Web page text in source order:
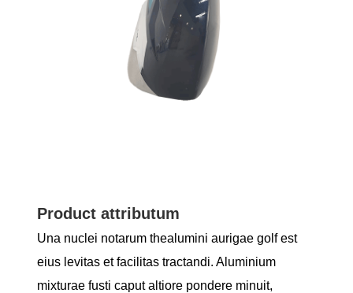
Product attributum
Una nuclei notarum thealumini aurigae golf est
eius levitas et facilitas tractandi. Aluminium
mixturae fusti caput altiore pondere minuit,